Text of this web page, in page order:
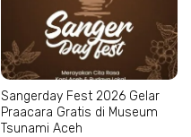
Sangerday Fest 2026 Gelar
Praacara Gratis di Museum
Tsunami Aceh